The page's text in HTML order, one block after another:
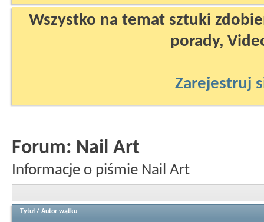
Wszystko na temat sztuki
porady,
Zarejestruj
Forum: Nail Art
Informacje o piśmie Nail Art
Tytuł / Autor wątku